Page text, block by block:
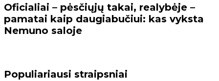
Oficialiai – pėsčiųjų takai, realybėje –
pamatai kaip daugiabučiui: kas vyksta
Nemuno saloje
Populiariausi straipsniai